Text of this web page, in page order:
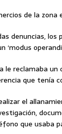
de la
denuncias, los
‘modus
le reclamaba
que tenía
el
que usaba